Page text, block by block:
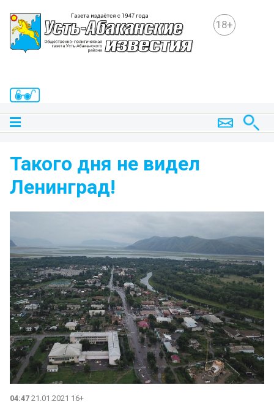
18+
Такого дня не видел
Ленинград!
04:47 21.01.2021 16+